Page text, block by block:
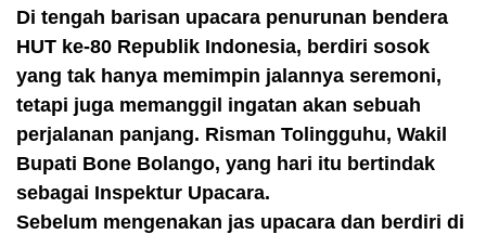
Di tengah barisan upacara penurunan bendera
HUT ke-80 Republik Indonesia, berdiri sosok
yang tak hanya memimpin jalannya seremoni,
tetapi juga memanggil ingatan akan sebuah
perjalanan panjang. Risman Tolingguhu, Wakil
Bupati Bone Bolango, yang hari itu bertindak
sebagai Inspektur Upacara.
Sebelum mengenakan jas upacara dan berdiri di